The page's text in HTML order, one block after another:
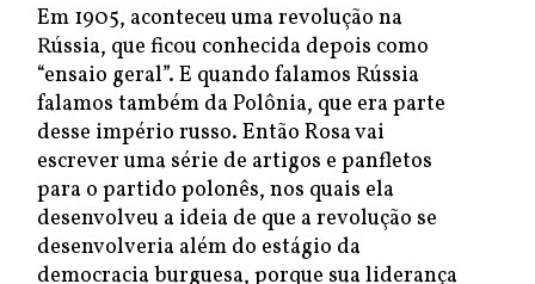
Em 1905, aconteceu uma revolução na
Rússia, que ficou conhecida depois como
“ensaio geral”. E quando falamos Rússia
falamos também da Polônia, que era parte
desse império russo. Então Rosa vai
escrever uma série de artigos e panfletos
para o partido polonês, nos quais ela
desenvolveu a ideia de que a revolução se
desenvolveria além do estágio da
democracia burguesa, porque sua liderança